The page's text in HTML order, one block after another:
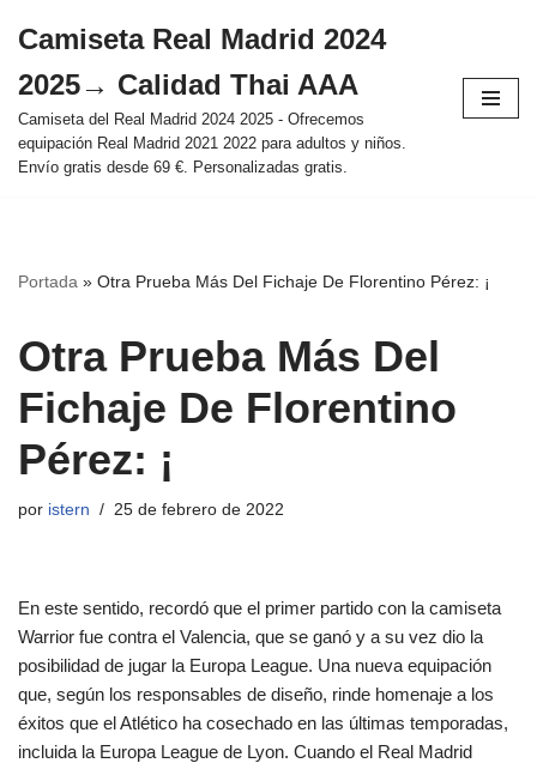
al
contenido
Camiseta Real Madrid 2024
2025→ Calidad Thai AAA
Camiseta del Real Madrid 2024 2025 - Ofrecemos
equipación Real Madrid 2021 2022 para adultos y niños.
Envío gratis desde 69 €. Personalizadas gratis.
Portada » Otra Prueba Más Del Fichaje De Florentino Pérez: ¡
Otra Prueba Más Del
Fichaje De Florentino
Pérez: ¡
por istern 25 de febrero de 2022
En este sentido, recordó que el primer partido con la camiseta
Warrior fue contra el Valencia, que se ganó y a su vez dio la
posibilidad de jugar la Europa League. Una nueva equipación
que, según los responsables de diseño, rinde homenaje a los
éxitos que el Atlético ha cosechado en las últimas temporadas,
incluida la Europa League de Lyon. Cuando el Real Madrid